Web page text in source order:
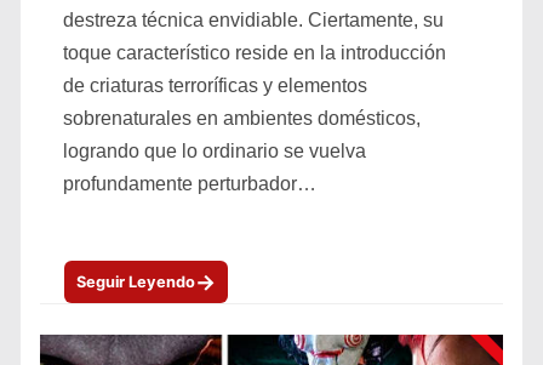
destreza técnica envidiable. Ciertamente, su
toque característico reside en la introducción
de criaturas terroríficas y elementos
sobrenaturales en ambientes domésticos,
logrando que lo ordinario se vuelva
profundamente perturbador…
Seguir Leyendo→